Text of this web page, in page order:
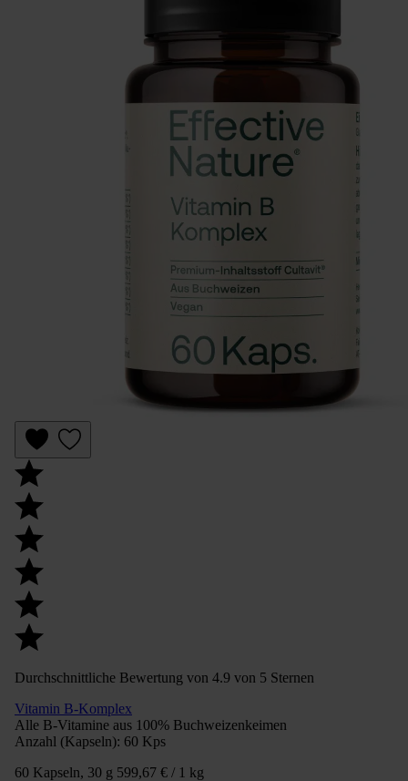
Durchschnittliche Bewertung von 4.9 von 5 Sternen
Vitamin B-Komplex
Alle B-Vitamine aus 100% Buchweizenkeimen
Anzahl (Kapseln): 60 Kps
60 Kapseln, 30 g 599,67 € / 1 kg